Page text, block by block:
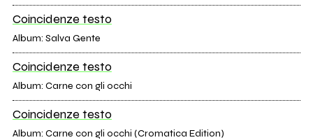
Coincidenze testo
Album: Salva Gente
Coincidenze testo
Album: Carne con gli occhi
Coincidenze testo
Album: Carne con gli occhi (Cromatica Edition)